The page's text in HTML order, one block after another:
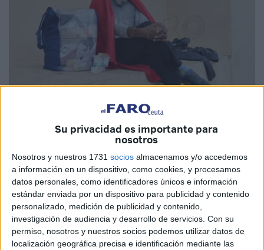
Su privacidad es importante para
nosotros
Nosotros y nuestros 1731 socios almacenamos y/o accedemos
a información en un dispositivo, como cookies, y procesamos
datos personales, como identificadores únicos e información
estándar enviada por un dispositivo para publicidad y contenido
personalizado, medición de publicidad y contenido,
investigación de audiencia y desarrollo de servicios. Con su
permiso, nosotros y nuestros socios podemos utilizar datos de
localización geográfica precisa e identificación mediante las
Fotos: Gonzalo Testa
LaPolicía Nacionalle tiene por un pícaro aficionado
desde hace ya un tiempo a “tocar”coches, a ir probando
“al descuido” si algún propietario se ha dejado su vehículo
abierto en la calle y encuentra algo con algún valor para
seguir tirando en la calle, como dice llevar haciendo desde